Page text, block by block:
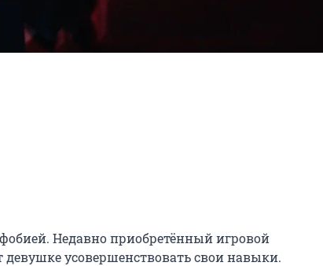
Недавно приобретённый игровой
девушке усовершенствовать свои навыки.